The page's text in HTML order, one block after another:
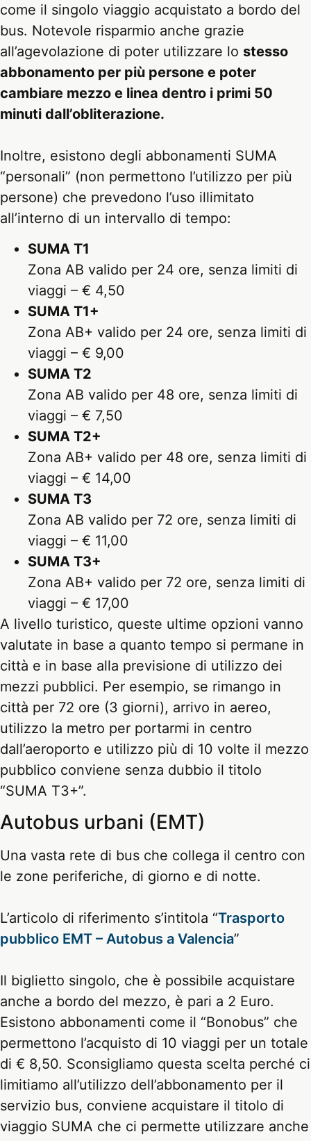
come il singolo viaggio acquistato a bordo del
bus. Notevole risparmio anche grazie
all’agevolazione di poter utilizzare lo stesso
abbonamento per più persone e poter
cambiare mezzo e linea dentro i primi 50
minuti dall’obliterazione.
Inoltre, esistono degli abbonamenti SUMA
“personali” (non permettono l’utilizzo per più
persone) che prevedono l’uso illimitato
all’interno di un intervallo di tempo:
SUMA T1
Zona AB valido per 24 ore, senza limiti di
viaggi – € 4,50
SUMA T1+
Zona AB+ valido per 24 ore, senza limiti di
viaggi – € 9,00
SUMA T2
Zona AB valido per 48 ore, senza limiti di
viaggi – € 7,50
SUMA T2+
Zona AB+ valido per 48 ore, senza limiti di
viaggi – € 14,00
SUMA T3
Zona AB valido per 72 ore, senza limiti di
viaggi – € 11,00
SUMA T3+
Zona AB+ valido per 72 ore, senza limiti di
viaggi – € 17,00
A livello turistico, queste ultime opzioni vanno
valutate in base a quanto tempo si permane in
città e in base alla previsione di utilizzo dei
mezzi pubblici. Per esempio, se rimango in
città per 72 ore (3 giorni), arrivo in aereo,
utilizzo la metro per portarmi in centro
dall’aeroporto e utilizzo più di 10 volte il mezzo
pubblico conviene senza dubbio il titolo
“SUMA T3+”.
Autobus urbani (EMT)
Una vasta rete di bus che collega il centro con
le zone periferiche, di giorno e di notte.
L’articolo di riferimento s’intitola “Trasporto
pubblico EMT – Autobus a Valencia”
Il biglietto singolo, che è possibile acquistare
anche a bordo del mezzo, è pari a 2 Euro.
Esistono abbonamenti come il “Bonobus” che
permettono l’acquisto di 10 viaggi per un totale
di € 8,50. Sconsigliamo questa scelta perché ci
limitiamo all’utilizzo dell’abbonamento per il
servizio bus, conviene acquistare il titolo di
viaggio SUMA che ci permette utilizzare anche